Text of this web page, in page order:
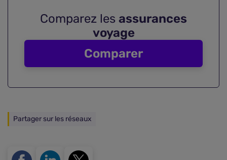
Comparez les assurances
voyage
Comparer
Partager sur les réseaux